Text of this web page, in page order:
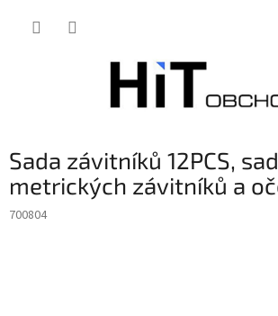
Sada závitníků 12PCS,
metrických závitníků a
700804